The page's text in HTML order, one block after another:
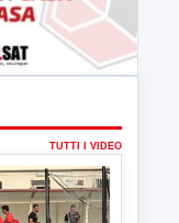
TUTTI I VIDEO